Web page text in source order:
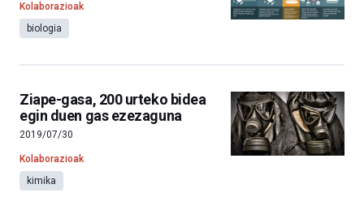
Kolaborazioak
biologia
Ziape-gasa, 200 urteko bidea
egin duen gas ezezaguna
2019/07/30
Kolaborazioak
kimika